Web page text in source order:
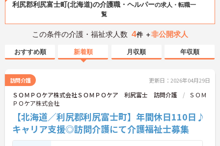
利尻郡利尻富士町(北海道)の介護職・ヘルパーの求人・転職一
覧
この条件の介護・福祉求人数 4件 ＋非公開求人
おすすめ順 新着順 月収順 年収順
訪問介護 更新日：2026年04月29日
ＳＯＭＰＯケア株式会社ＳＯＭＰＯケア 利尻富士 訪問介護
ＳＯＭ
ＰＯケア株式会社
【北海道／利尻郡利尻富士町】年間休日110日♪
キャリア支援◎訪問介護にて介護福祉士募集